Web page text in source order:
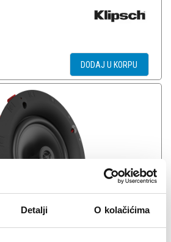
Detalji O kolačićima
DODAJ U KORPU